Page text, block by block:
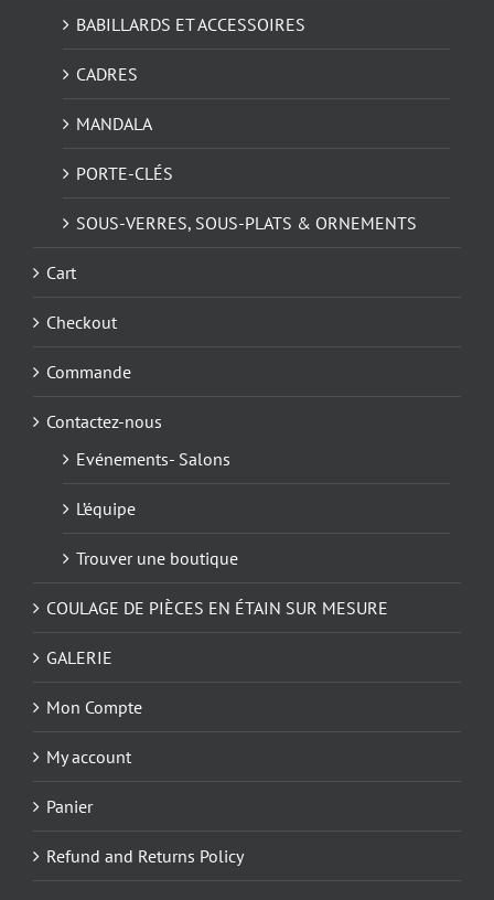
BABILLARDS ET ACCESSOIRES
CADRES
MANDALA
PORTE-CLÉS
SOUS-VERRES, SOUS-PLATS & ORNEMENTS
Cart
Checkout
Commande
Contactez-nous
Evénements- Salons
L’équipe
Trouver une boutique
COULAGE DE PIÈCES EN ÉTAIN SUR MESURE
GALERIE
Mon Compte
My account
Panier
Refund and Returns Policy